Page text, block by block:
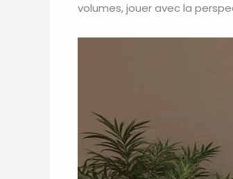
volumes, jouer avec la